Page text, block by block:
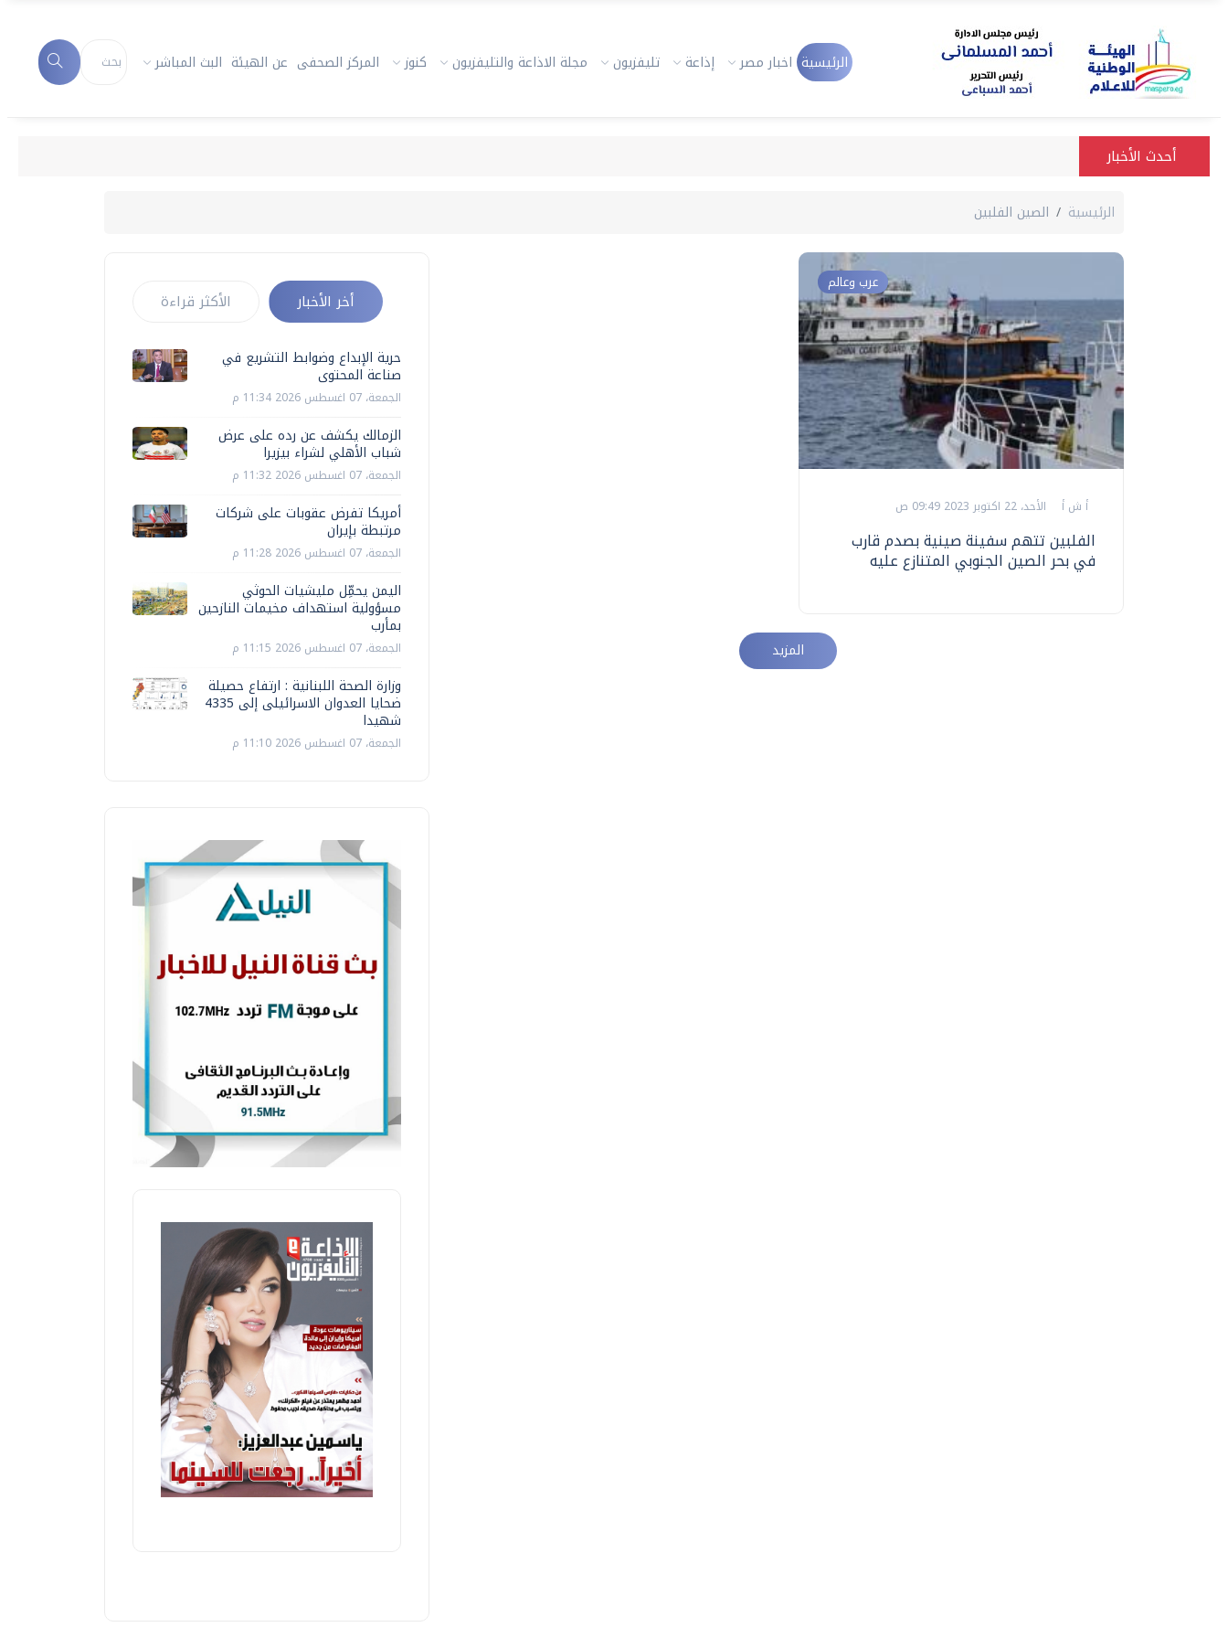
الرئيسية اخبار مصر إذاعة تليفزيون مجلة الاذاعة والتليفزيون كنوز المركز الصحفى عن الهيئة البث المباشر
أحدث الأخبار
الرئيسية الصين الفلبين
عرب وعالم
أ ش أ الأحد، 22 اكتوبر 2023 09:49 ص
الفلبين تتهم سفينة صينية بصدم قارب
في بحر الصين الجنوبي المتنازع عليه
المزيد
أخر الأخبار الأكثر قراءة
حرية الإبداع وضوابط التشريع في
صناعة المحتوى
الجمعة، 07 اغسطس 2026 11:34 م
الزمالك يكشف عن رده على عرض
شباب الأهلي لشراء بيزيرا
الجمعة، 07 اغسطس 2026 11:32 م
أمريكا تفرض عقوبات على شركات
مرتبطة بإيران
الجمعة، 07 اغسطس 2026 11:28 م
اليمن يحمِّل مليشيات الحوثي
مسؤولية استهداف مخيمات النازحين
بمأرب
الجمعة، 07 اغسطس 2026 11:15 م
وزارة الصحة اللبنانية : ارتفاع حصيلة
ضحايا العدوان الاسرائيلى إلى 4335
شهيدا
الجمعة، 07 اغسطس 2026 11:10 م